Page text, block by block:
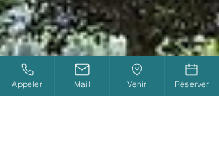
Appeler Mail Venir Réserver